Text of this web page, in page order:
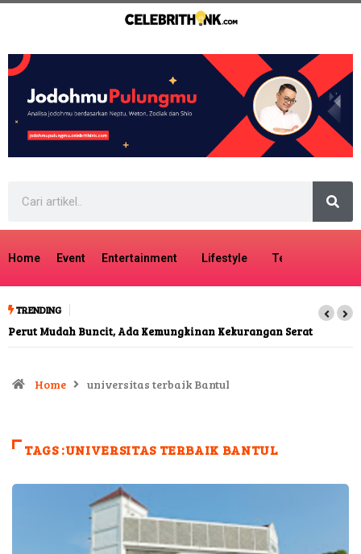
Home Event Entertainment Lifestyle Tech
TRENDING
Perut Mudah Buncit, Ada Kemungkinan Kekurangan Serat
Home universitas terbaik Bantul
TAGS :UNIVERSITAS TERBAIK BANTUL